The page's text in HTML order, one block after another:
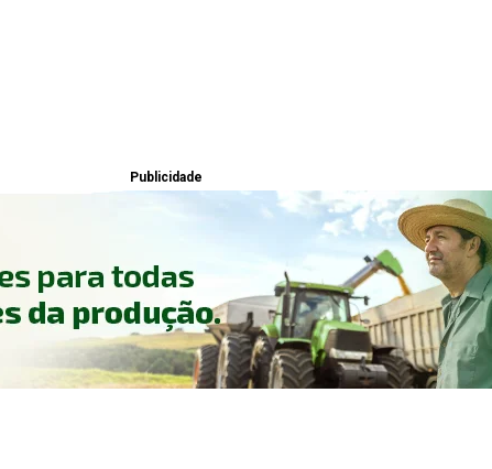
Publicidade